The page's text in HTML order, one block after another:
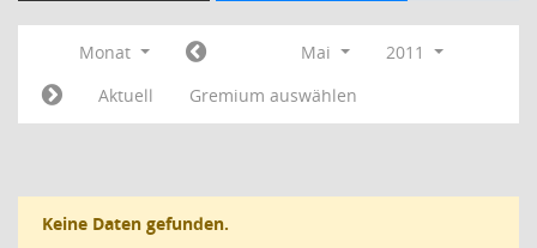
Monat Mai
2011
Aktuell
Gremium auswählen
Keine Daten gefunden.